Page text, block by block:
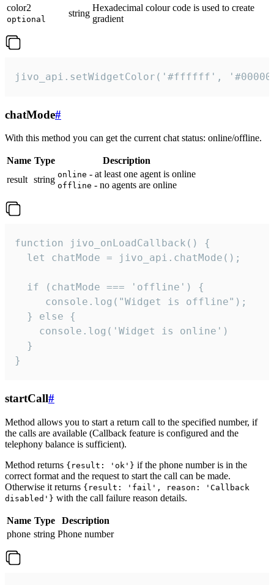
color2
optional
string
Hexadecimal colour code is used to create
gradient
jivo_api.setWidgetColor('#ffffff',
chatMode#
With this method you can get the current chat status: online/offline.
Name Type
Description
result string online - at least one agent is online
offline - no agents are online
function jivo_onLoadCallback() {
  let chatMode = jivo_api.chatMode();
  if (chatMode === 'offline') {
     console.log("Widget is offline");
  } else {
    console.log('Widget is online')
  }
}
startCall#
Method allows you to start a return call to the specified number, if
the calls are available (Callback feature is configured and the
telephony balance is sufficient).
Method returns {result: 'ok'} if the phone number is in the
correct format and the request to start the call can be made.
Otherwise it returns {result: 'fail', reason: 'Callback
disabled'} with the call failure reason details.
Name Type
Description
phone string Phone number